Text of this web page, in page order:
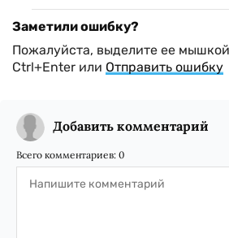
Заметили ошибку?
Пожалуйста, выделите ее
Ctrl+Enter или Отправить ошибку
Добавить комментарий
Всего комментариев: 0